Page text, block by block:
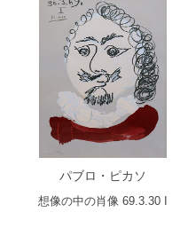
パブロ・ピカソ
想像の中の肖像 69.3.30 I